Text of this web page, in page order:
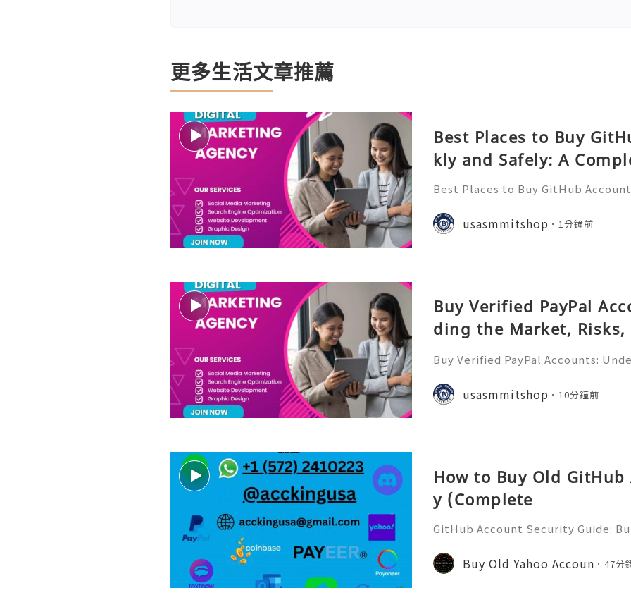
更多生活文章推薦
Best Places to Buy
kly and Safely: A
Best Places to Buy GitHub
t platforms for software
s, open-source communities, s
usasmmitshop 1分鐘前
Buy Verified PayPal
ding the Market,
tives
Buy Verified PayPal Accounts:
recognizable online payment
cers, online business
usasmmitshop 10分鐘前
How to Buy Old
y (Complete
GitHub Account Security Guide:
d's leading platforms for
ration. Millions of develo
Buy Old Yahoo Accoun 47分